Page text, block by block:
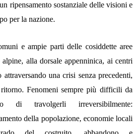
ripensamento sostanziale delle visioni e
per la nazione.
e ampie parti delle cosiddette aree
alla dorsale appenninica, ai centri
una crisi senza precedenti,
Fenomeni sempre più difficili da
di travolgerli irreversibilmente:
della popolazione, economie locali